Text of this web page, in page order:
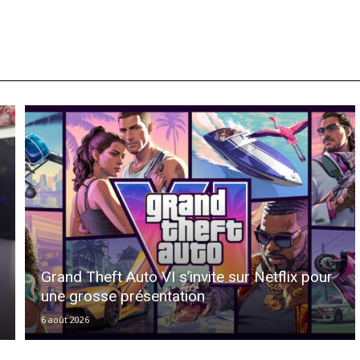
Grand Theft Auto VI s’invite sur Netflix pour
une grosse présentation
6 août 2026